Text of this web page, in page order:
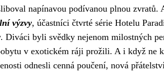
napínavou podívanou plnou zvratů.
výzvy, účastníci čtvrté série Hotelu
Diváci byli svědky nejenom milostných
v exotickém ráji prožili. A i když ne
odnesli cenná poučení, nová